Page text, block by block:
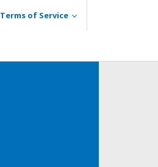
Terms of Service